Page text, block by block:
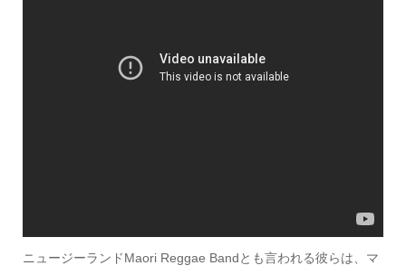
ニュージーランドMaori Reggae Bandとも言われる彼らは、マ